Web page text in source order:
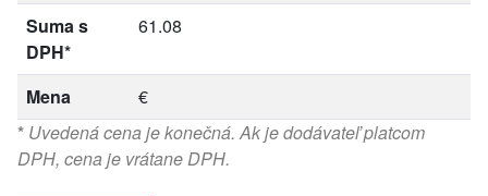
Suma s
DPH*
61.08
Mena
€
* Uvedená cena je konečná. Ak je dodávateľ platcom
DPH, cena je vrátane DPH.